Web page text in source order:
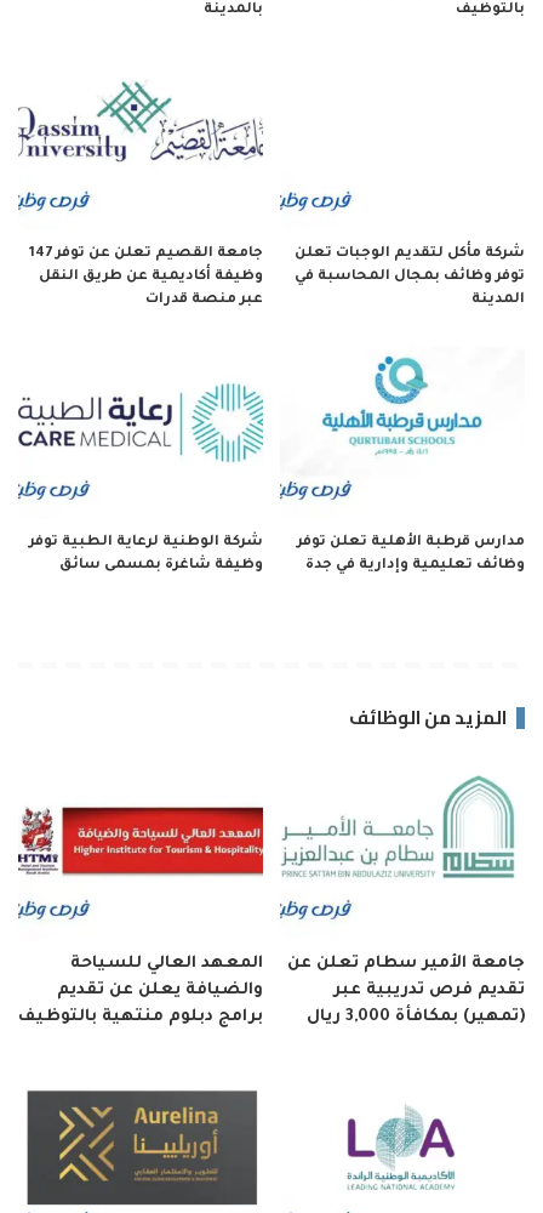
بالتوظيف
بالمدينة
شركة مأكل لتقديم الوجبات تعلن
توفر وظائف بمجال المحاسبة في
المدينة
جامعة القصيم تعلن عن توفر 147
وظيفة أكاديمية عن طريق النقل
عبر منصة قدرات
مدارس قرطبة الأهلية تعلن توفر
وظائف تعليمية وإدارية في جدة
شركة الوطنية لرعاية الطبية توفر
وظيفة شاغرة بمسمى سائق
المزيد من الوظائف
جامعة الأمير سطام تعلن عن
تقديم فرص تدريبية عبر
(تمهير) بمكافأة 3,000 ريال
المعهد العالي للسياحة
والضيافة يعلن عن تقديم
برامج دبلوم منتهية بالتوظيف